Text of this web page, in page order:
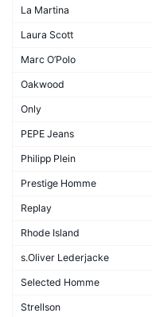
La Martina
Laura Scott
Marc O’Polo
Oakwood
Only
PEPE Jeans
Philipp Plein
Prestige Homme
Replay
Rhode Island
s.Oliver Lederjacke
Selected Homme
Strellson